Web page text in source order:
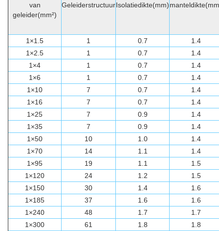
van
geleider(mm²)
GeleiderstructuurIsolatiedikte(mm)
1×1.5 1 0.7
1.4
1×2.5
1 0.7
1.4
1×4
1 0.7
1.4
1×6
1 0.7
1.4
1×10
7 0.7
1.4
1×16
7 0.7
1.4
1×25
7 0.9
1.4
1×35
7 0.9
1.4
1×50
10 1.0
1.4
1×70
14 1.1
1.4
1×95
19 1.1
1.5
1×120
24 1.2
1.5
1×150
30 1.4
1.6
1×185
37 1.6
1.6
1×240
48 1.7
1.7
1×300
61 1.8
1.8